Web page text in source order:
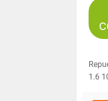
1.6